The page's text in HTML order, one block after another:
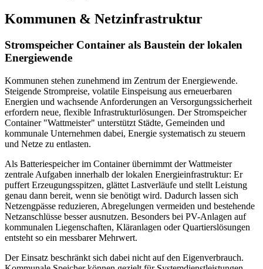
Kommunen & Netzinfrastruktur
Stromspeicher Container als Baustein der lokalen
Energiewende
Kommunen stehen zunehmend im Zentrum der Energiewende.
Steigende Strompreise, volatile Einspeisung aus erneuerbaren
Energien und wachsende Anforderungen an Versorgungssicherheit
erfordern neue, flexible Infrastrukturlösungen. Der Stromspeicher
Container "Wattmeister" unterstützt Städte, Gemeinden und
kommunale Unternehmen dabei, Energie systematisch zu steuern
und Netze zu entlasten.
Als Batteriespeicher im Container übernimmt der Wattmeister
zentrale Aufgaben innerhalb der lokalen Energieinfrastruktur: Er
puffert Erzeugungsspitzen, glättet Lastverläufe und stellt Leistung
genau dann bereit, wenn sie benötigt wird. Dadurch lassen sich
Netzengpässe reduzieren, Abregelungen vermeiden und bestehende
Netzanschlüsse besser ausnutzen. Besonders bei PV-Anlagen auf
kommunalen Liegenschaften, Kläranlagen oder Quartierslösungen
entsteht so ein messbarer Mehrwert.
Der Einsatz beschränkt sich dabei nicht auf den Eigenverbrauch.